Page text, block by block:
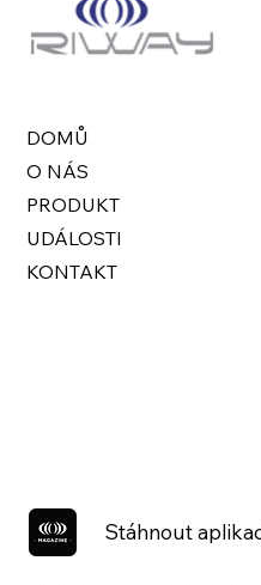
DOMŮ
O NÁS
PRODUKT
UDÁLOSTI
KONTAKT
Stáhnout